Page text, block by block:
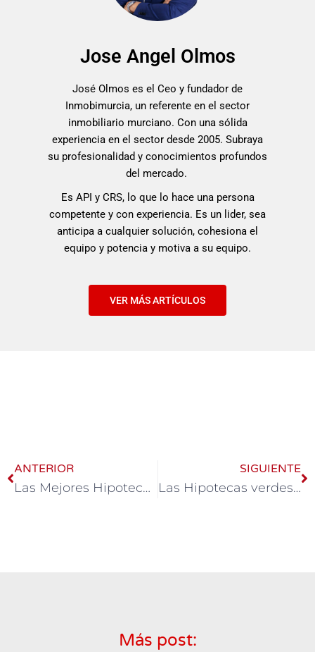
Jose Angel Olmos
José Olmos es el Ceo y fundador de
Inmobimurcia, un referente en el sector
inmobiliario murciano. Con una sólida
experiencia en el sector desde 2005. Subraya
su profesionalidad y conocimientos profundos
del mercado.
Es API y CRS, lo que lo hace una persona
competente y con experiencia. Es un lider, sea
anticipa a cualquier solución, cohesiona el
equipo y potencia y motiva a su equipo.
VER MÁS ARTÍCULOS
ANTERIOR
Las Mejores Hipotecas fijas y variables de Noviembre
SIGUIENTE
Las Hipotecas verdes comienzan a echar raízes en España
Más post: